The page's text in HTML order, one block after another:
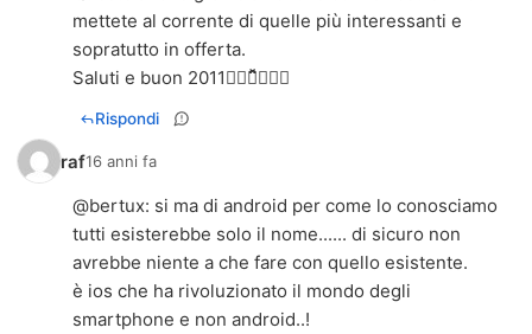
mettete al corrente di quelle più interessanti e
sopratutto in offerta.
Saluti e buon 2011
Rispondi
raf16 anni fa
@bertux: si ma di android per come lo conosciamo
tutti esisterebbe solo il nome...... di sicuro non
avrebbe niente a che fare con quello esistente.
è ios che ha rivoluzionato il mondo degli
smartphone e non android..!